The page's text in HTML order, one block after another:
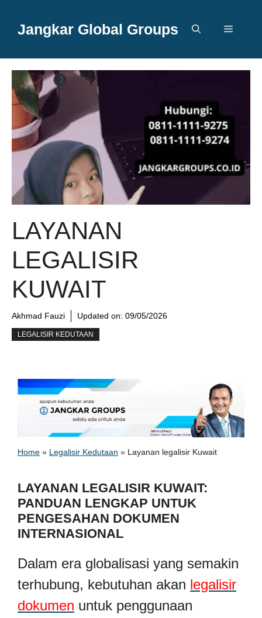
Jangkar Global Groups Menu
LAYANAN
LEGALISIR
KUWAIT
Akhmad Fauzi Updated on: 09/05/2026
LEGALISIR KEDUTAAN
Home » Legalisir Kedutaan » Layanan legalisir Kuwait
LAYANAN LEGALISIR KUWAIT:
PANDUAN LENGKAP UNTUK
PENGESAHAN DOKUMEN
INTERNASIONAL
Dalam era globalisasi yang semakin
terhubung, kebutuhan akan legalisir
dokumen untuk penggunaan